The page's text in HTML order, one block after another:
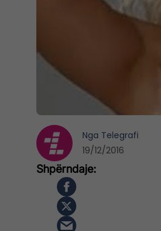
Nga Telegrafi
19/12/2016